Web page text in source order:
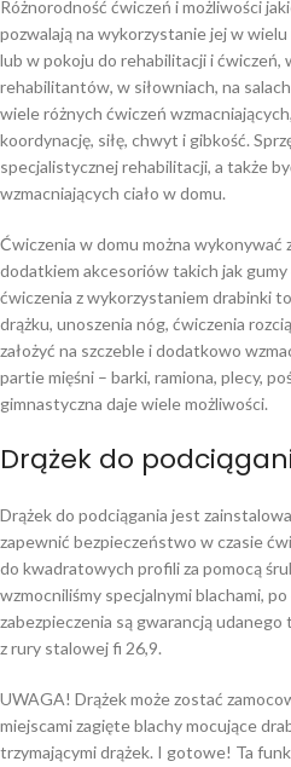
Różnorodność ćwiczeń i możliwości
pozwalają na wykorzystanie jej w
lub w pokoju do rehabilitacji i
rehabilitantów, w siłowniach, na
wiele różnych ćwiczeń
koordynację, siłę, chwyt i gibkość.
specjalistycznej rehabilitacji, a także
wzmacniających ciało w domu.
Ćwiczenia w domu można wykonywać
dodatkiem akcesoriów takich jak
ćwiczenia z wykorzystaniem drabinki
drążku, unoszenia nóg, ćwiczenia
założyć na szczeble i dodatkowo
partie mięśni – barki, ramiona, plecy,
gimnastyczna daje wiele możliwości.
Drążek do
Drążek do podciągania jest
zapewnić bezpieczeństwo w czasie
do kwadratowych profili za pomocą
wzmocniliśmy specjalnymi blachami,
zabezpieczenia są gwarancją
z rury stalowej fi 26,9.
UWAGA! Drążek może zostać
miejscami zagięte blachy mocujące
trzymającymi drążek. I gotowe! Ta